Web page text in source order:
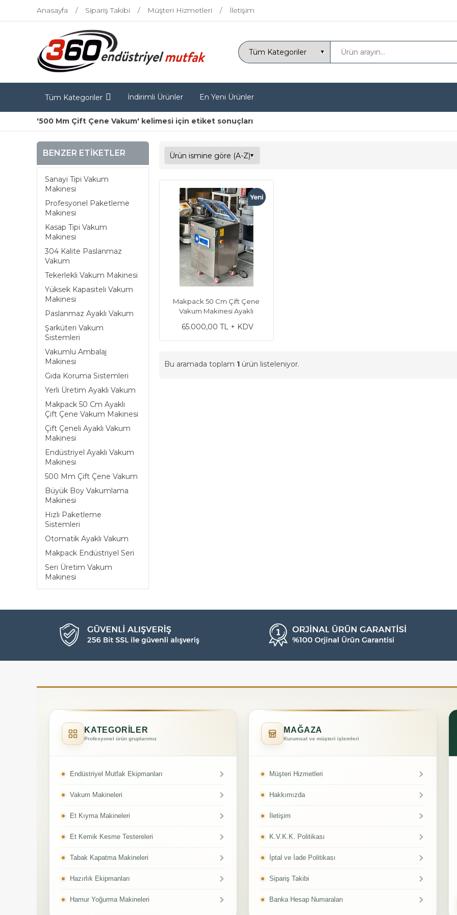
Anasayfa Sipariş Takibi Müşteri Hizmetleri İletişim
Tüm Kategoriler İndirimli Ürünler En Yeni Ürünler
'500 Mm Çift Çene Vakum' kelimesi için etiket sonuçları
BENZER ETIKETLER
Sanayi Tipi Vakum
Makinesi
Profesyonel Paketleme
Makinesi
Kasap Tipi Vakum
Makinesi
304 Kalite Paslanmaz
Vakum
Tekerlekli Vakum Makinesi
Yüksek Kapasiteli Vakum
Makinesi
Paslanmaz Ayaklı Vakum
Şarküteri Vakum
Sistemleri
Vakumlu Ambalaj
Makinesi
Gıda Koruma Sistemleri
Yerli Üretim Ayaklı Vakum
Makpack 50 Cm Ayaklı
Çift Çene Vakum Makinesi
Çift Çeneli Ayaklı Vakum
Makinesi
Endüstriyel Ayaklı Vakum
Makinesi
500 Mm Çift Çene Vakum
Büyük Boy Vakumlama
Makinesi
Hızlı Paketleme
Sistemleri
Otomatik Ayaklı Vakum
Makpack Endüstriyel Seri
Seri Üretim Vakum
Makinesi
Makpack 50 Cm Çift Çene
Vakum Makinesi Ayaklı
65.000,00 TL + KDV
Bu aramada toplam 1 ürün listeleniyor.
KATEGORİLER
Profesyonel ürün gruplarımız
Endüstriyel Mutfak Ekipmanları
Vakum Makineleri
Et Kıyma Makineleri
Et Kemik Kesme Testereleri
Tabak Kapatma Makineleri
Hazırlık Ekipmanları
Hamur Yoğurma Makineleri
MAĞAZA
Kurumsal ve müşteri işlemleri
Müşteri Hizmetleri
Hakkımızda
İletişim
K.V.K.K. Politikası
İptal ve İade Politikası
Sipariş Takibi
Banka Hesap Numaraları